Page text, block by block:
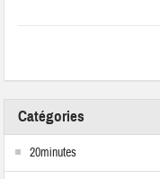
Catégories
20minutes